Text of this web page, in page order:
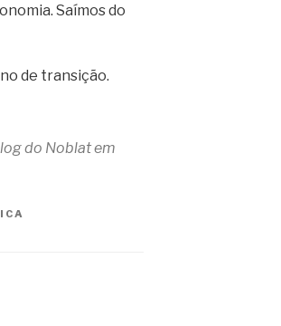
Saímos do
de transição.
do Noblat em